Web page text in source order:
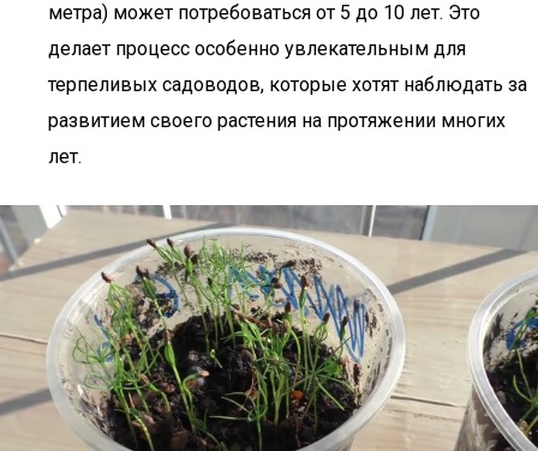
метра) может потребоваться от 5 до 10 лет. Это
делает процесс особенно увлекательным для
терпеливых садоводов, которые хотят наблюдать за
развитием своего растения на протяжении многих
лет.